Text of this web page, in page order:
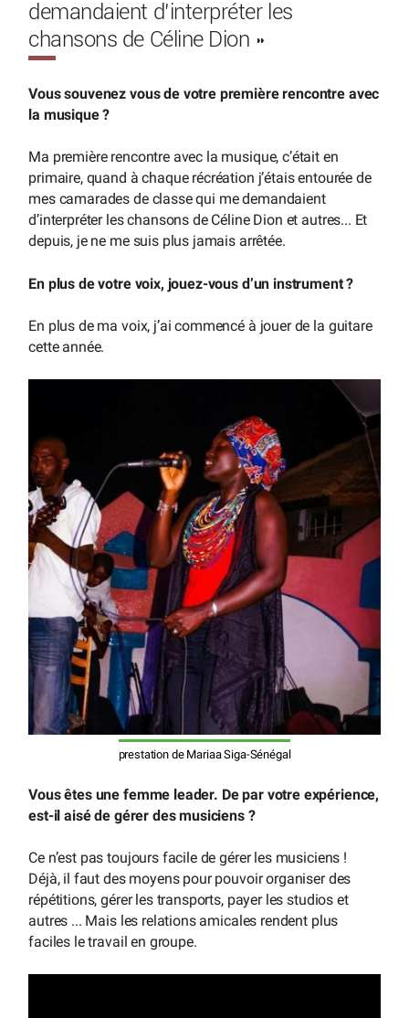
demandaient d’interpréter les
chansons de Céline Dion »
Vous souvenez vous de votre première rencontre avec
la musique ?
Ma première rencontre avec la musique, c’était en
primaire, quand à chaque récréation j’étais entourée de
mes camarades de classe qui me demandaient
d’interpréter les chansons de Céline Dion et autres... Et
depuis, je ne me suis plus jamais arrêtée.
En plus de votre voix, jouez-vous d’un instrument ?
En plus de ma voix, j’ai commencé à jouer de la guitare
cette année.
prestation de Mariaa Siga-Sénégal
Vous êtes une femme leader. De par votre expérience,
est-il aisé de gérer des musiciens ?
Ce n’est pas toujours facile de gérer les musiciens !
Déjà, il faut des moyens pour pouvoir organiser des
répétitions, gérer les transports, payer les studios et
autres ... Mais les relations amicales rendent plus
faciles le travail en groupe.